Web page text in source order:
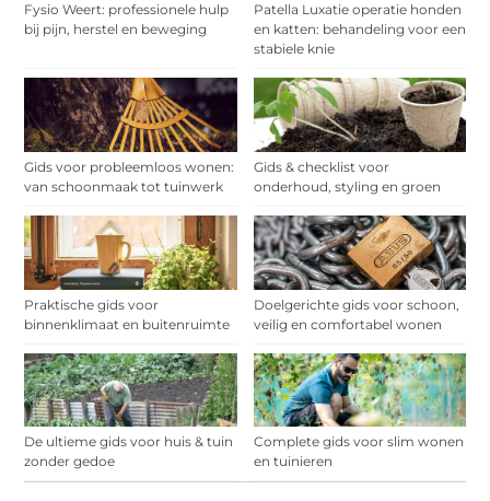
Fysio Weert: professionele hulp
bij pijn, herstel en beweging
Patella Luxatie operatie honden
en katten: behandeling voor een
stabiele knie
Gids voor probleemloos wonen:
van schoonmaak tot tuinwerk
Gids & checklist voor
onderhoud, styling en groen
Praktische gids voor
binnenklimaat en buitenruimte
Doelgerichte gids voor schoon,
veilig en comfortabel wonen
De ultieme gids voor huis & tuin
zonder gedoe
Complete gids voor slim wonen
en tuinieren